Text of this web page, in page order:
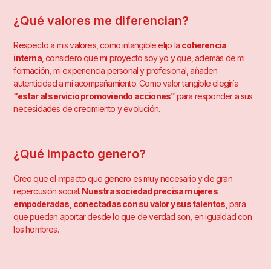
¿Qué valores me diferencian?
Respecto a mis valores, como intangible elijo la coherencia
interna, considero que mi proyecto soy yo y que, además de mi
formación, mi experiencia personal y profesional, añaden
autenticidad a mi acompañamiento. Como valor tangible elegiría
“estar al servicio promoviendo acciones”para responder a sus
necesidades de crecimiento y evolución.
¿Qué impacto genero?
Creo que el impacto que genero es muy necesario y de gran
repercusión social. Nuestra sociedad precisa mujeres
empoderadas, conectadas con su valor y sus talentos , para
que puedan aportar desde lo que de verdad son, en igualdad con
los hombres.